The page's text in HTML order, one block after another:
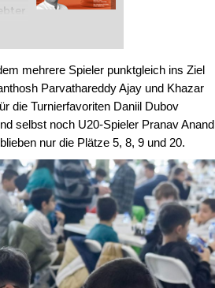
zu
mehrere Spieler punktgleich ins Ziel
Parvathareddy Ajay und Khazar
die Turnierfavoriten Daniil Dubov
selbst noch U20-Spieler Pranav Anand
nur die Plätze 5, 8, 9 und 20.